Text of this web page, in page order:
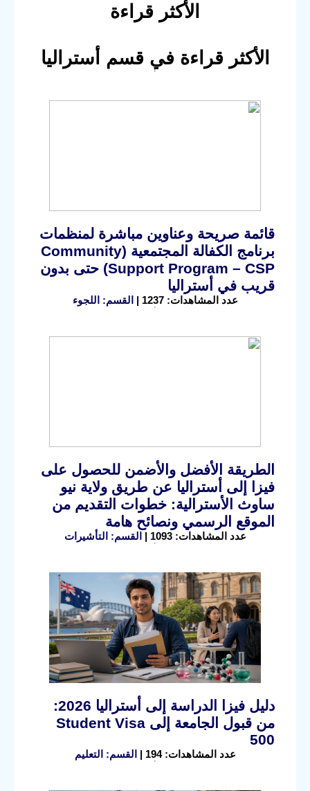
الأكثر قراءة
الأكثر قراءة في قسم أستراليا
قائمة صريحة وعناوين مباشرة لمنظمات
برنامج الكفالة المجتمعية (Community
Support Program – CSP) حتى بدون
قريب في أستراليا
عدد المشاهدات: 1237 | القسم: اللجوء
الطريقة الأفضل والأضمن للحصول على
فيزا إلى أستراليا عن طريق ولاية نيو
ساوث الأسترالية: خطوات التقديم من
الموقع الرسمي ونصائح هامة
عدد المشاهدات: 1093 | القسم: التأشيرات
دليل فيزا الدراسة إلى أستراليا 2026:
من قبول الجامعة إلى Student Visa
500
عدد المشاهدات: 194 | القسم: التعليم